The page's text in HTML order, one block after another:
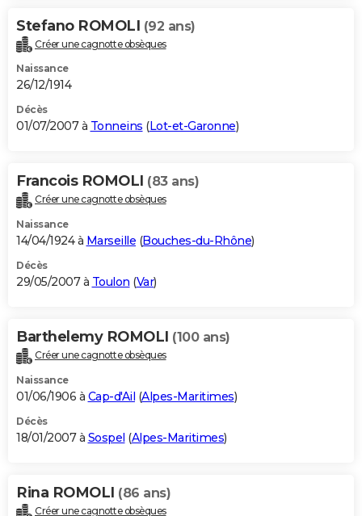
Stefano ROMOLI (92 ans)
Créer une cagnotte obsèques
Naissance
26/12/1914
Décès
01/07/2007 à Tonneins (Lot-et-Garonne)
Francois ROMOLI (83 ans)
Créer une cagnotte obsèques
Naissance
14/04/1924 à Marseille (Bouches-du-Rhône)
Décès
29/05/2007 à Toulon (Var)
Barthelemy ROMOLI (100 ans)
Créer une cagnotte obsèques
Naissance
01/06/1906 à Cap-d'Ail (Alpes-Maritimes)
Décès
18/01/2007 à Sospel (Alpes-Maritimes)
Rina ROMOLI (86 ans)
Créer une cagnotte obsèques